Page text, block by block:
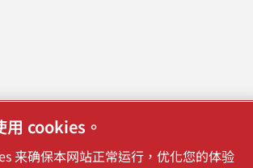
用 cookies。
来确保本网站正常运行，优化您的体验